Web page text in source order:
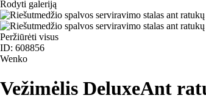
Rodyti galeriją
Peržiūrėti visus
ID: 608856
Wenko
Vežimėlis DeluxeAnt